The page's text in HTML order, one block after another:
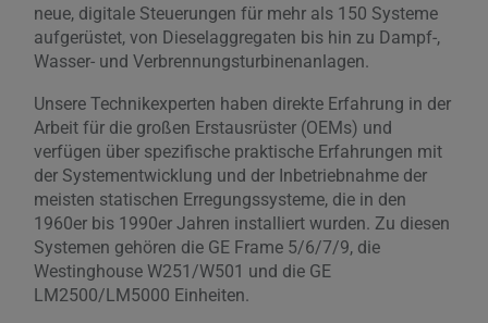
neue, digitale Steuerungen für mehr als 150 Systeme
aufgerüstet, von Dieselaggregaten bis hin zu Dampf-,
Wasser- und Verbrennungsturbinenanlagen.
Unsere Technikexperten haben direkte Erfahrung in der
Arbeit für die großen Erstausrüster (OEMs) und
verfügen über spezifische praktische Erfahrungen mit
der Systementwicklung und der Inbetriebnahme der
meisten statischen Erregungssysteme, die in den
1960er bis 1990er Jahren installiert wurden. Zu diesen
Systemen gehören die GE Frame 5/6/7/9, die
Westinghouse W251/W501 und die GE
LM2500/LM5000 Einheiten.